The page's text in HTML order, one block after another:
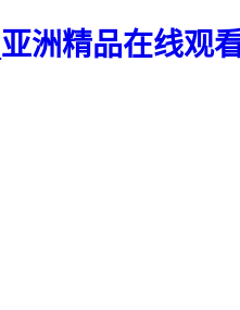
洲精品在线观